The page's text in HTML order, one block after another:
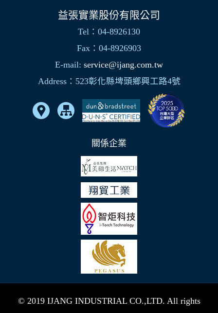
益張實業股份有限公司
Tel：04-8926130
Fax：04-8926903
E-mail: service@ijang.com.tw
Address：523彰化縣埤頭鄉興工路4號
關係企業
© 2019 IJANG INDUSTRIAL CO.,LTD. All rights